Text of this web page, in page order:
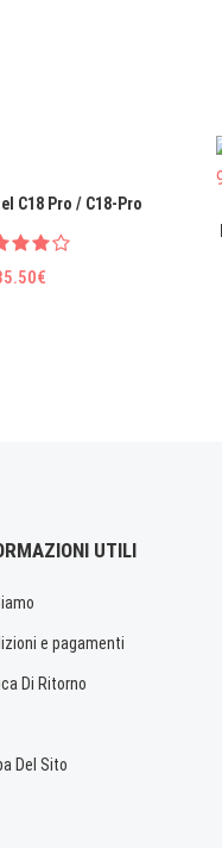
C18 Pro / C18-Pro
UTILI
e pagamenti
Di Ritorno
Del Sito